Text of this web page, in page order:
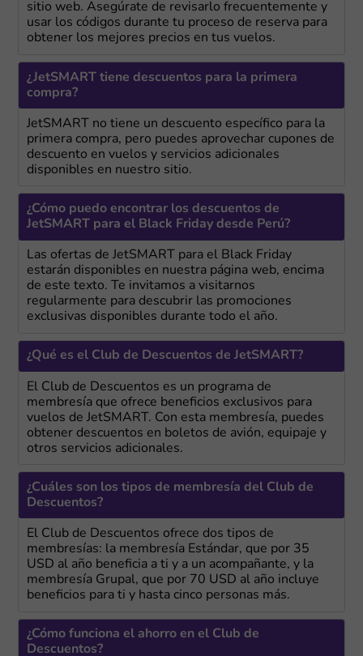
sitio web. Asegúrate de revisarlo frecuentemente y
usar los códigos durante tu proceso de reserva para
obtener los mejores precios en tus vuelos.
¿JetSMART tiene descuentos para la primera
compra?
JetSMART no tiene un descuento específico para la
primera compra, pero puedes aprovechar cupones de
descuento en vuelos y servicios adicionales
disponibles en nuestro sitio.
¿Cómo puedo encontrar los descuentos de
JetSMART para el Black Friday desde Perú?
Las ofertas de JetSMART para el Black Friday
estarán disponibles en nuestra página web, encima
de este texto. Te invitamos a visitarnos
regularmente para descubrir las promociones
exclusivas disponibles durante todo el año.
¿Qué es el Club de Descuentos de JetSMART?
El Club de Descuentos es un programa de
membresía que ofrece beneficios exclusivos para
vuelos de JetSMART. Con esta membresía, puedes
obtener descuentos en boletos de avión, equipaje y
otros servicios adicionales.
¿Cuáles son los tipos de membresía del Club de
Descuentos?
El Club de Descuentos ofrece dos tipos de
membresías: la membresía Estándar, que por 35
USD al año beneficia a ti y a un acompañante, y la
membresía Grupal, que por 70 USD al año incluye
beneficios para ti y hasta cinco personas más.
¿Cómo funciona el ahorro en el Club de
Descuentos?